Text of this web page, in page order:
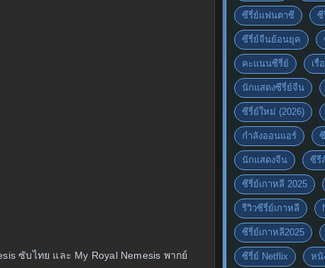
ซับไทย และ My Royal Nemesis พากย์
ซีรี่ย์แฟนตาซี ซี
ซีรี่ย์จีนย้อนยุค
คะแนนซีรี่ย์ เรื่
นักแสดงซีรี่ย์จีน
ซีรี่ย์ใหม่ (2026)
กำลังออนแอร์
นักแสดงจีน ซีรี
ซีรี่ย์เกาหลี 2025
รีวิวซีรี่ย์เกาหลี
ซีรี่ย์เกาหลี2025
ซีรี่ย์ Netflix หนั